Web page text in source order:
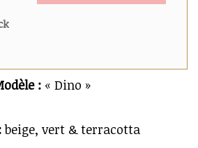
: « Dino »
beige, vert & terracotta